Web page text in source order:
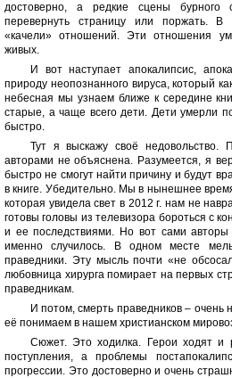
достоверно, а редкие сцены бурного
перевернуть страницу или поржать. В
«качели» отношений. Эти отношения
живых.
И вот наступает апокалипсис,
природу неопознанного вируса, который
небесная мы узнаем ближе к середине
старые, а чаще всего дети. Дети умерли
быстро.
Тут я выскажу своё недовольство.
авторами не объяснена. Разумеется, я
быстро не смогут найти причину и будут
в книге. Убедительно. Мы в нынешнее
которая увидела свет в 2012 г. нам не
готовы головы из телевизора бороться с
и ее последствиями. Но вот сами
именно случилось. В одном месте
праведники. Эту мысль почти «не
любовница хирурга помирает на первых
праведникам.
И потом, смерть праведников – очень
её понимаем в нашем христианском
Сюжет. Это ходилка. Герои ходят
поступления, а проблемы
прогрессии. Это достоверно и очень